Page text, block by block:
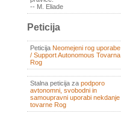
-- M. Eliade
Peticija
Peticija Neomejeni rog uporabe
/ Support Autonomous Tovarna
Rog
Stalna peticija za podporo
avtonomni, svobodni in
samoupravni uporabi nekdanje
tovarne Rog